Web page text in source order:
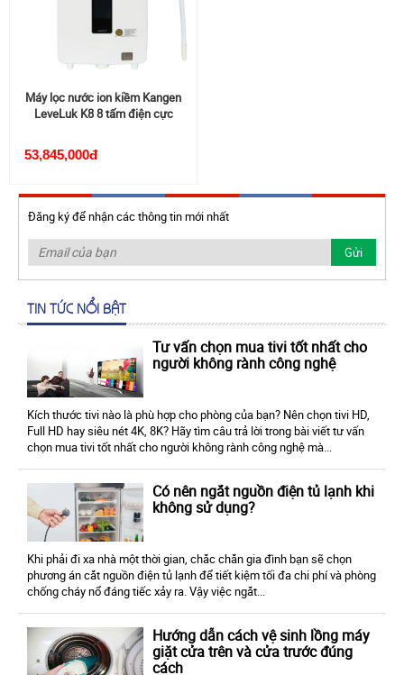
Đăng ký để nhận các thông tin mới nhất
TIN TỨC NỔI BẬT
Tư vấn chọn mua tivi tốt nhất cho
người không rành công nghệ
Kích thước tivi nào là phù hợp cho phòng của bạn? Nên chọn tivi HD,
Full HD hay siêu nét 4K, 8K? Hãy tìm câu trả lời trong bài viết tư vấn
chọn mua tivi tốt nhất cho người không rành công nghệ mà...
Có nên ngắt nguồn điện tủ lạnh khi
không sử dụng?
Khi phải đi xa nhà một thời gian, chắc chắn gia đình bạn sẽ chọn
phương án cắt nguồn điện tủ lạnh để tiết kiệm tối đa chi phí và phòng
chống cháy nổ đáng tiếc xảy ra. Vậy việc ngắt...
Hướng dẫn cách vệ sinh lồng máy
giặt cửa trên và cửa trước đúng
cách
Máy lọc nước ion kiềm Kangen
LeveLuk K8 8 tấm điện cực
53,845,000đ